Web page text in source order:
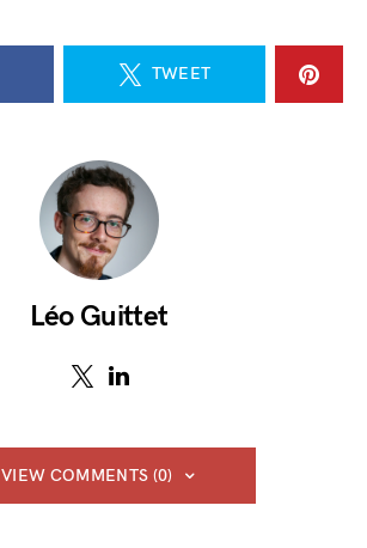
TWEET
Léo Guittet
VIEW COMMENTS (0)